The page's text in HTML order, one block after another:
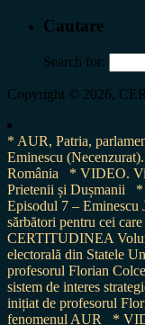
Cautare
Search for:
Copyright © 2026,
* AUR, Patria,
Eminescu
România
* VIDEO.
Prietenii și Dușmanii
*
Episodul 7 – Eminescu
sărbători pentru cei
CERTITUDINEA
electorală din Statele
profesorul Florian
sistem de interes
inițiat de profesorul
fenomenul AUR
*